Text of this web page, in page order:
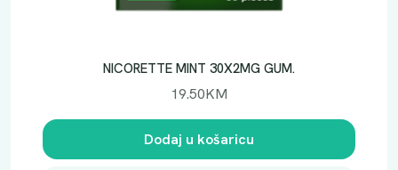
NICORETTE MINT 30X2MG GUM.
19.50KM
Dodaj u košaricu